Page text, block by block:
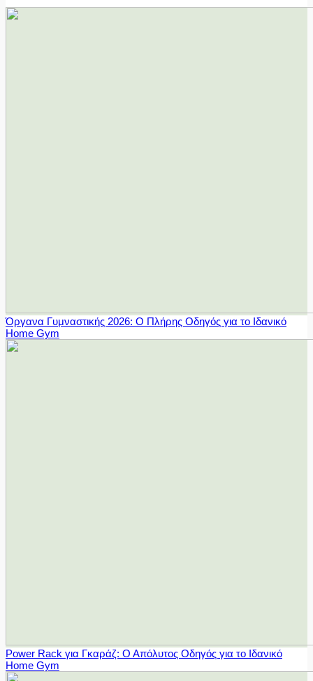
Όργανα Γυμναστικής 2026: Ο Πλήρης Οδηγός για το Ιδανικό
Home Gym
Power Rack για Γκαράζ: Ο Απόλυτος Οδηγός για το Ιδανικό
Home Gym